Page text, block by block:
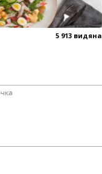
5 913 видяна